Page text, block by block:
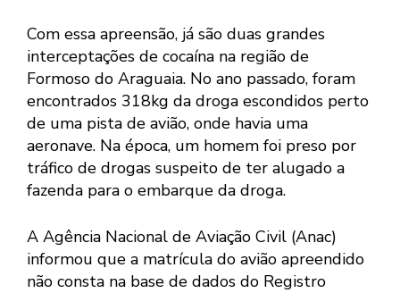
Com essa apreensão, já são duas grandes
interceptações de cocaína na região de
Formoso do Araguaia. No ano passado, foram
encontrados 318kg da droga escondidos perto
de uma pista de avião, onde havia uma
aeronave. Na época, um homem foi preso por
tráfico de drogas suspeito de ter alugado a
fazenda para o embarque da droga.
A Agência Nacional de Aviação Civil (Anac)
informou que a matrícula do avião apreendido
não consta na base de dados do Registro